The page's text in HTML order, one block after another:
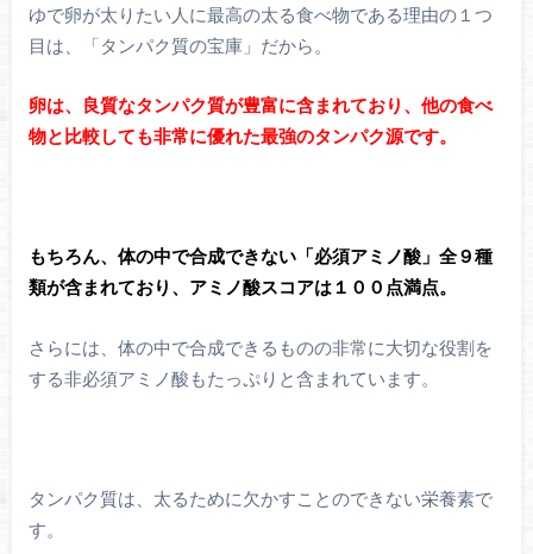
ゆで卵が太りたい人に最高の太る食べ物である理由の１つ
目は、「タンパク質の宝庫」だから。
卵は、良質なタンパク質が豊富に含まれており、他の食べ
物と比較しても非常に優れた最強のタンパク源です。
もちろん、体の中で合成できない「必須アミノ酸」全９種
類が含まれており、アミノ酸スコアは１００点満点。
さらには、体の中で合成できるものの非常に大切な役割を
する非必須アミノ酸もたっぷりと含まれています。
タンパク質は、太るために欠かすことのできない栄養素で
す。